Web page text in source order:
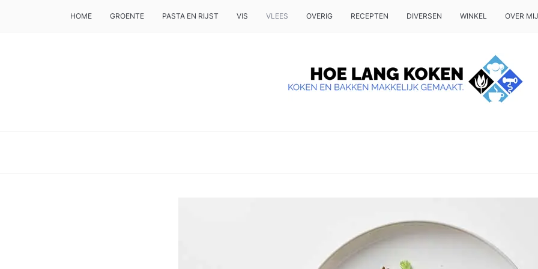
HOME GROENTE PASTA EN RIJST VIS VLEES OVERIG RECEPTEN DIVERSEN WINKEL OVER MIJ